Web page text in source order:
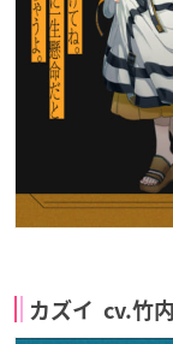
カズイ cv.竹